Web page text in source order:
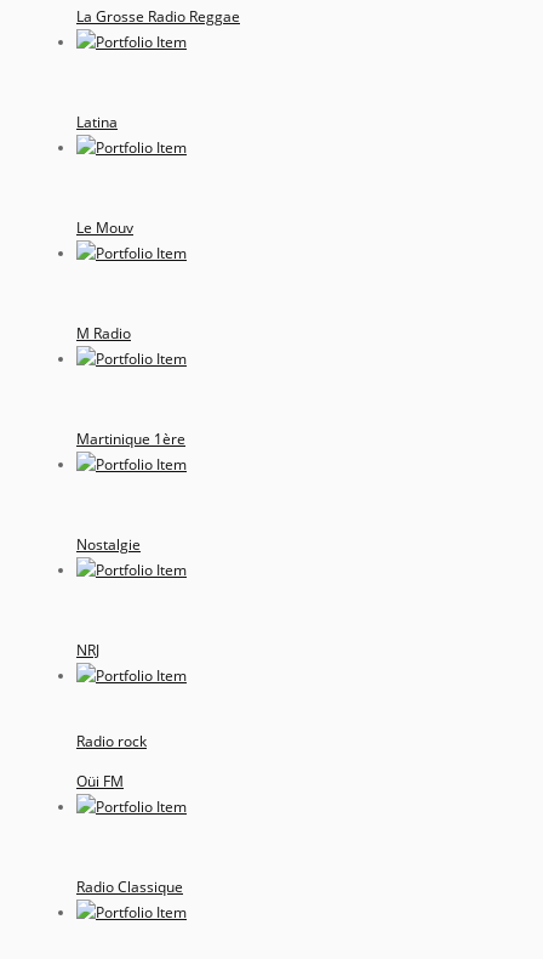
La Grosse Radio Reggae
Latina
Le Mouv
M Radio
Martinique 1ère
Nostalgie
NRJ
Radio rock
Oüi FM
Radio Classique